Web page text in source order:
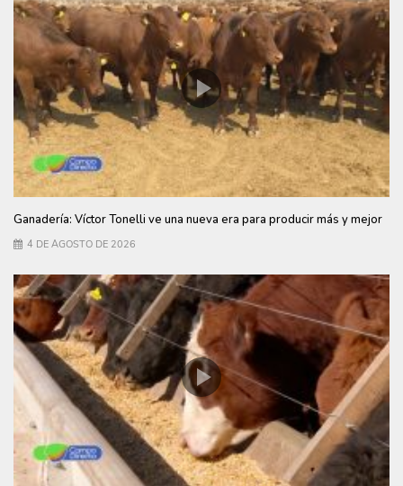
Ganadería: Víctor Tonelli ve una nueva era para producir más y mejor
4 DE AGOSTO DE 2026